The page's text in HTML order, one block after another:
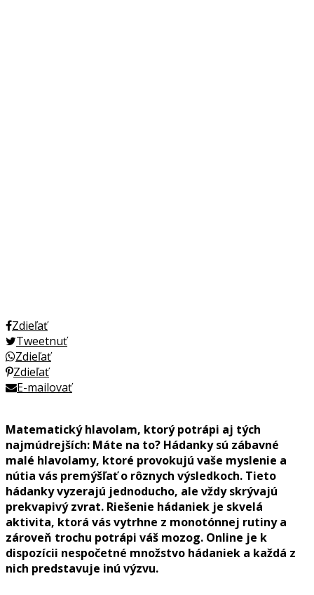
Zdieľať
Tweetnuť
Zdieľať
Zdieľať
E-mailovať
Matematický hlavolam, ktorý potrápi aj tých
najmúdrejších: Máte na to? Hádanky sú zábavné
malé hlavolamy, ktoré provokujú vaše myslenie a
nútia vás premýšľať o rôznych výsledkoch. Tieto
hádanky vyzerajú jednoducho, ale vždy skrývajú
prekvapivý zvrat. Riešenie hádaniek je skvelá
aktivita, ktorá vás vytrhne z monotónnej rutiny a
zároveň trochu potrápi váš mozog. Online je k
dispozícii nespočetné množstvo hádaniek a každá z
nich predstavuje inú výzvu.